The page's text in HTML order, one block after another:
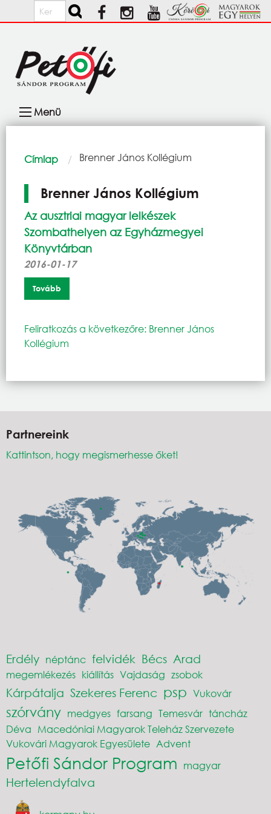
Ugrás a tartalomra
Keresés
navigáció
Menü
Morzsa
Címlap Current:
Brenner János Kollégium
Brenner János Kollégium
Az ausztriai magyar lelkészek
Szombathelyen az Egyházmegyei
Könyvtárban
2016-01-17
Tovább
Feliratkozás a következőre: Brenner János
Kollégium
Partnereink
Kattintson, hogy megismerhesse őket!
Erdély néptánc felvidék Bécs Arad
megemlékezés kiállítás Vajdaság zsobok
Kárpátalja Szekeres Ferenc psp Vukovár
szórvány medgyes farsang Temesvár táncház
Déva Macedóniai Magyarok Teleház Szervezete
Vukovári Magyarok Egyesülete Advent
Petőfi Sándor Program magyar
Hertelendyfalva